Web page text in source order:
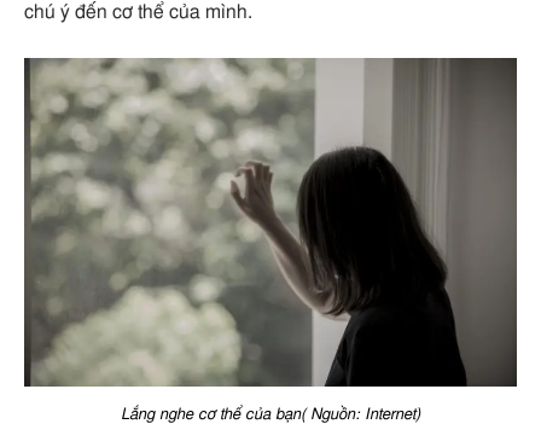
chú ý đến cơ thể của mình.
Lắng nghe cơ thể của bạn( Nguồn: Internet)